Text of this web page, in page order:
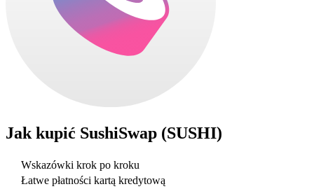
Jak kupić SushiSwap (SUSHI)
Wskazówki krok po kroku
Łatwe płatności kartą kredytową